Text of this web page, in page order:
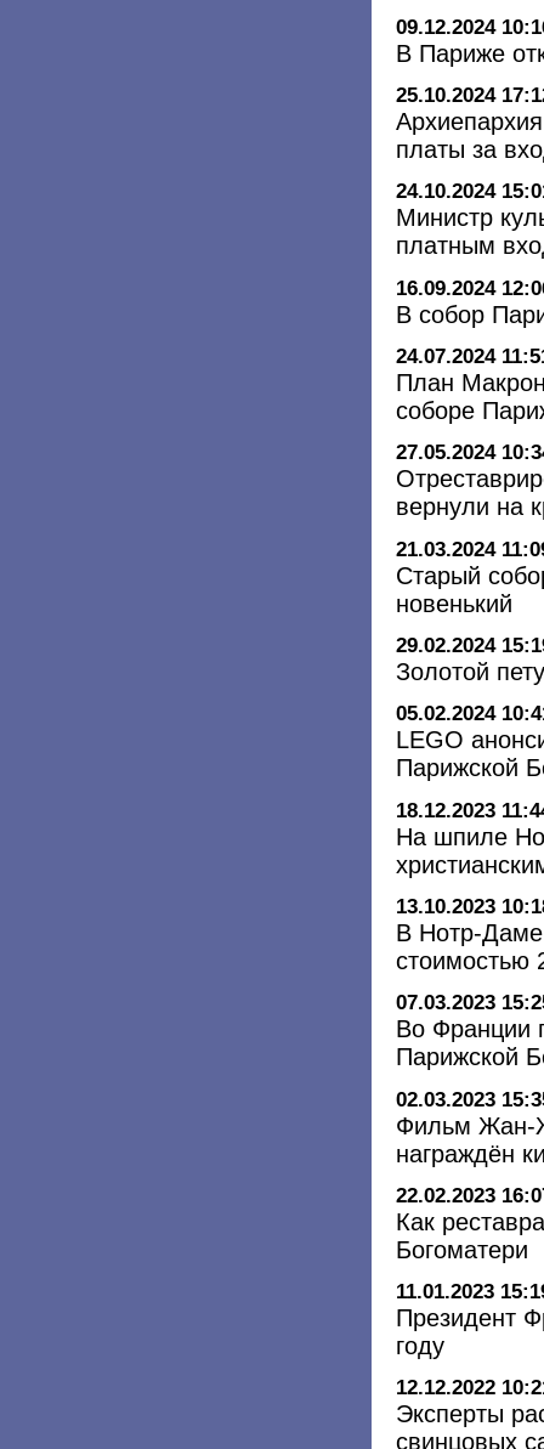
09.12.2024
В Париже
25.10.2024
платы за
24.10.2024
Министр
платным
16.09.2024
В собор
24.07.2024
План
соборе
27.05.2024
вернули на
21.03.2024
Старый
новенький
29.02.2024
Золотой
05.02.2024
LEGO
Парижской
18.12.2023
На шпиле
13.10.2023
В Нотр-Даме
стоимостью
07.03.2023
Во Франции
Парижской
02.03.2023
Фильм Жан-
награждён
22.02.2023
Как
Богоматери
11.01.2023
Президент
году
12.12.2022
Эксперты
свинцовых